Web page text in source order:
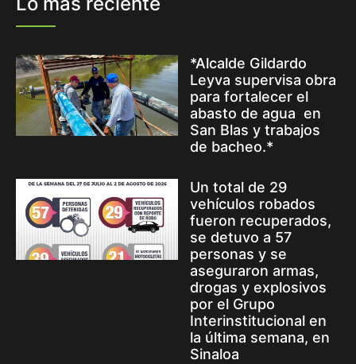
*Alcalde Gildardo
Leyva supervisa obra
para fortalecer el
abasto de agua en
San Blas y trabajos
de bacheo.*
Un total de 29
vehículos robados
fueron recuperados,
se detuvo a 57
personas y se
aseguraron armas,
drogas y explosivos
por el Grupo
Interinstitucional en
la última semana, en
Sinaloa